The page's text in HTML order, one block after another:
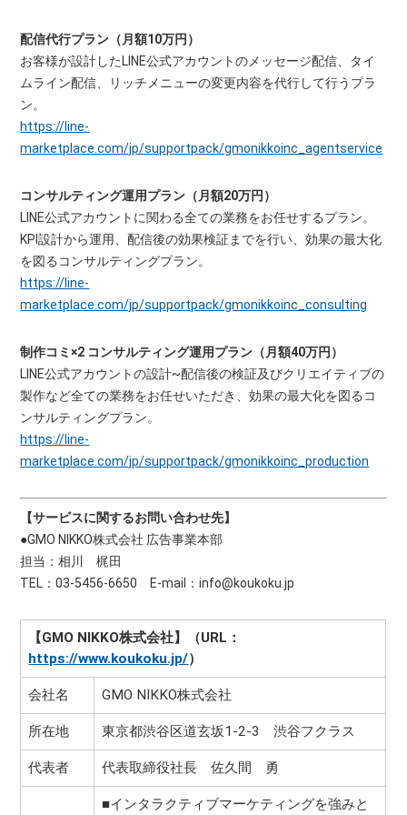
配信代行プラン（月額10万円）
お客様が設計したLINE公式アカウントのメッセージ配信、タイ
ムライン配信、リッチメニューの変更内容を代行して行うプラ
ン。
https://line-
marketplace.com/jp/supportpack/gmonikkoinc_agentservice
コンサルティング運用プラン（月額20万円）
LINE公式アカウントに関わる全ての業務をお任せするプラン。
KPI設計から運用、配信後の効果検証までを行い、効果の最大化
を図るコンサルティングプラン。
https://line-
marketplace.com/jp/supportpack/gmonikkoinc_consulting
制作コミ×2 コンサルティング運用プラン（月額40万円）
LINE公式アカウントの設計~配信後の検証及びクリエイティブの
製作など全ての業務をお任せいただき、効果の最大化を図るコ
ンサルティングプラン。
https://line-
marketplace.com/jp/supportpack/gmonikkoinc_production
【サービスに関するお問い合わせ先】
●GMO NIKKO株式会社 広告事業本部
担当：相川 梶田
TEL：03-5456-6650 E-mail：info@koukoku.jp
【GMO NIKKO株式会社】（URL：
https://www.koukoku.jp/）
会社名 GMO NIKKO株式会社
所在地 東京都渋谷区道玄坂1-2-3 渋谷フクラス
代表者 代表取締役社長 佐久間 勇
■インタラクティブマーケティングを強みと